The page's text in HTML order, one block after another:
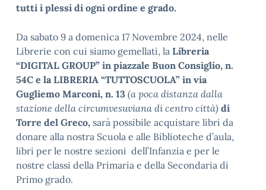
tutti i plessi di ogni ordine e grado.
Da sabato 9 a domenica 17 Novembre 2024, nelle
Librerie con cui siamo gemellati, la Libreria
“DIGITAL GROUP” in piazzale Buon Consiglio, n.
54C e la LIBRERIA “TUTTOSCUOLA” in via
Gugliemo Marconi, n. 13 (a poca distanza dalla
stazione della circumvesuviana di centro città) di
Torre del Greco, sarà possibile acquistare libri da
donare alla nostra Scuola e alle Biblioteche d’aula,
libri per le nostre sezioni dell’Infanzia e per le
nostre classi della Primaria e della Secondaria di
Primo grado.